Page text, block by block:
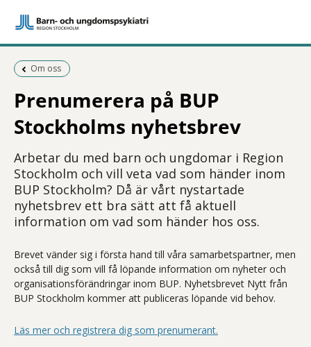
Föregående sida:
Om oss
Prenumerera på BUP
Stockholms nyhetsbrev
Arbetar du med barn och ungdomar i Region
Stockholm och vill veta vad som händer inom
BUP Stockholm? Då är vårt nystartade
nyhetsbrev ett bra sätt att få aktuell
information om vad som händer hos oss.
Brevet vänder sig i första hand till våra samarbetspartner, men
också till dig som vill få löpande information om nyheter och
organisationsförändringar inom BUP. Nyhetsbrevet Nytt från
BUP Stockholm kommer att publiceras löpande vid behov.
Läs mer och registrera dig som prenumerant.